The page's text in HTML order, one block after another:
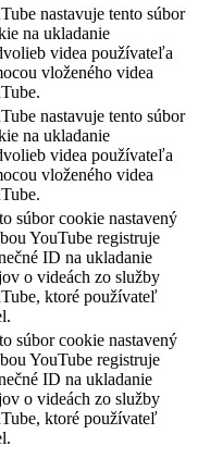
nastavuje tento súbor
na ukladanie
videa používateľa
vloženého videa
nastavuje tento súbor
na ukladanie
videa používateľa
vloženého videa
súbor cookie nastavený
YouTube registruje
ID na ukladanie
o videách zo služby
ktoré používateľ
súbor cookie nastavený
YouTube registruje
ID na ukladanie
o videách zo služby
ktoré používateľ